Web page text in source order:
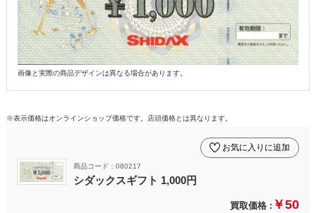
画像と実際の商品デザインは異なる場合があります。
※表示価格はオンラインショップ価格です。店頭価格とは異なります。
商品コード：080217
シダックスギフト 1,000円
お気に入りに追加
買取価格 : ￥50